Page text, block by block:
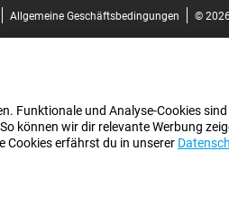
Allgemeine Geschäftsbedingungen ©
Funktionale und Analyse-Cookies
können wir dir relevante Werbung
Cookies erfährst du in unserer